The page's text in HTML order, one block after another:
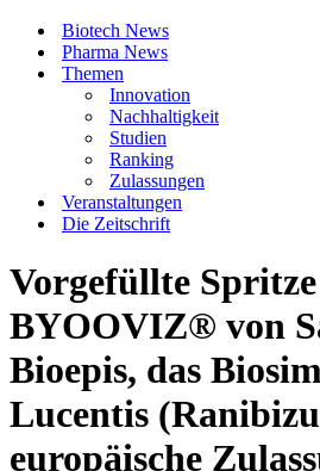
Biotech News
Pharma News
Themen
Innovation
Nachhaltigkeit
Studien
Ranking
Zulassungen
Veranstaltungen
Die Zeitschrift
Vorgefüllte Spritze
BYOOVIZ® von
Bioepis, das
Lucentis
europäische